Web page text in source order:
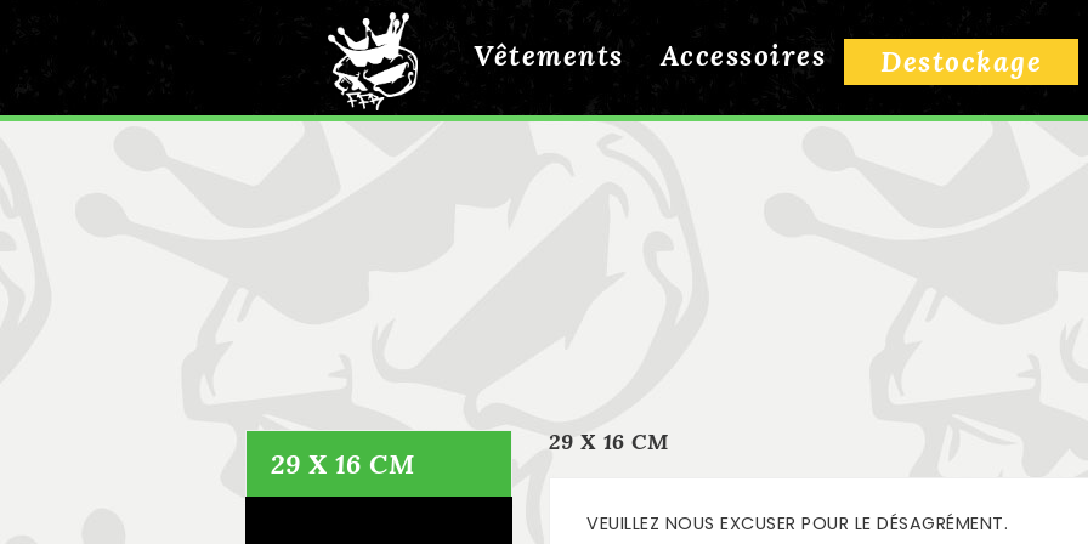
Vêtements Accessoires Destockage
Accueil Accessoires Stickers 29 x 16 cm
29 X 16 CM
29 X 16 CM
VEUILLEZ NOUS EXCUSER POUR LE DÉSAGRÉMENT.